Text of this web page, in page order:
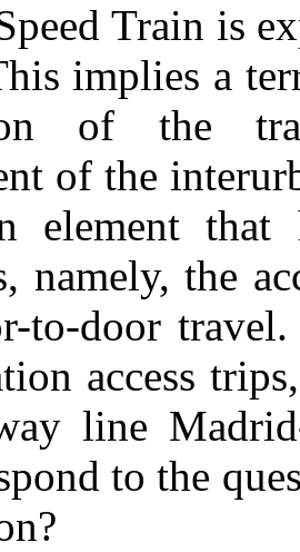
Train is
implies a
of the
of the
element that
, namely,the
-to-door travel
access trips
line
to the
?